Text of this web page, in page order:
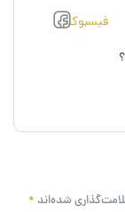
فیسبوک
شده‌اند *